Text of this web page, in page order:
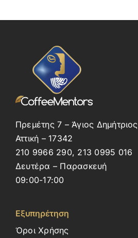
Πρεμέτης 7 – Άγιος Δημήτριος
Αττική – 17342
210 9966 290, 213 0995 016
Δευτέρα – Παρασκευή
09:00-17:00
Εξυπηρέτηση
Όροι Χρήσης